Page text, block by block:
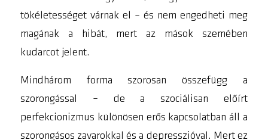
tökéletességet várnak el – és nem engedheti meg
magának a hibát, mert az mások szemében
kudarcot jelent.
Mindhárom forma szorosan összefügg a
szorongással – de a szociálisan előírt
perfekcionizmus különösen erős kapcsolatban áll a
szorongásos zavarokkal és a depresszióval. Mert ez